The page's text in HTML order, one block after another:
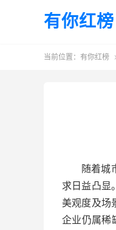
有你红榜
当前位置： 有你红榜
随着城
求日益凸显
美观度及场
企业仍属稀